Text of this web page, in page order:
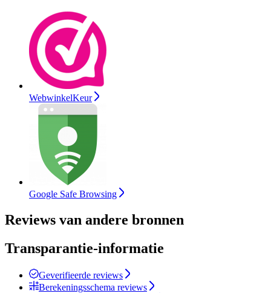
WebwinkelKeur
Google Safe Browsing
Reviews van andere bronnen
Transparantie-informatie
Geverifieerde reviews
Berekeningsschema reviews